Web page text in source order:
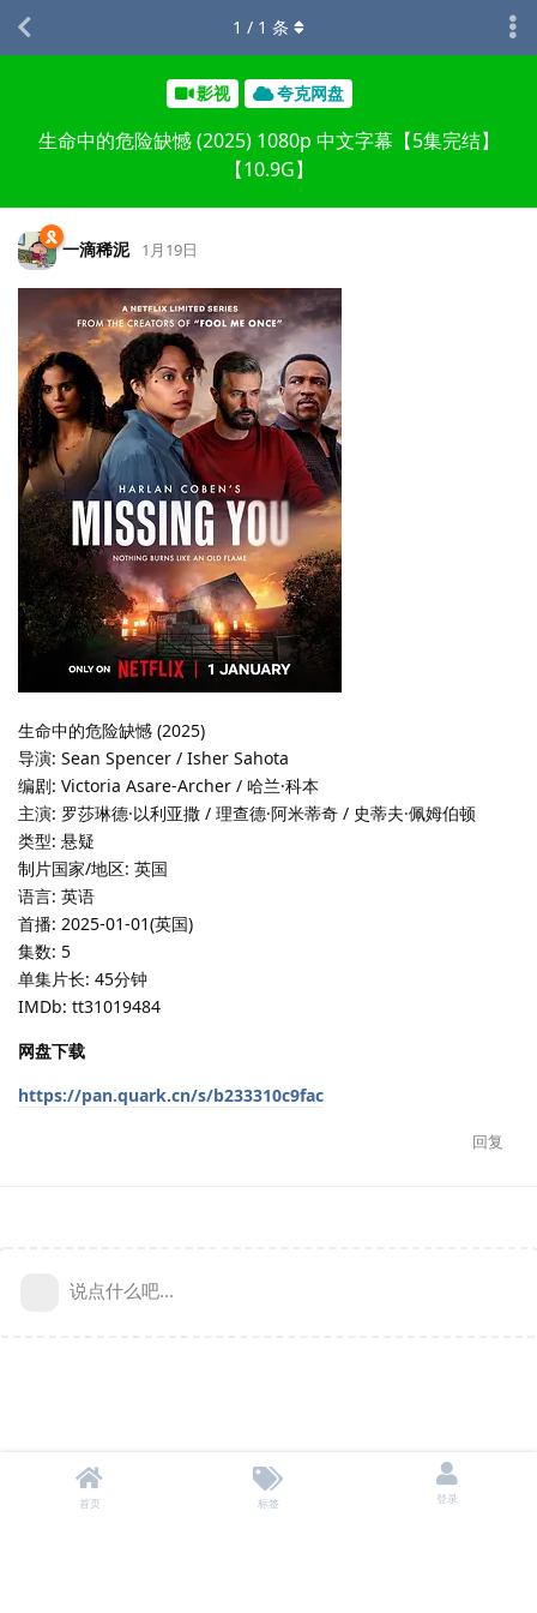
影视 夸克网盘
生命中的危险缺憾 (2025) 1080p 中文字幕【5集完结】
【10.9G】
1 / 1 条
一滴稀泥 1月19日
生命中的危险缺憾 (2025)
导演: Sean Spencer / Isher Sahota
编剧: Victoria Asare-Archer / 哈兰·科本
主演: 罗莎琳德·以利亚撒 / 理查德·阿米蒂奇 / 史蒂夫·佩姆伯顿
类型: 悬疑
制片国家/地区: 英国
语言: 英语
首播: 2025-01-01(英国)
集数: 5
单集片长: 45分钟
IMDb: tt31019484
网盘下载
https://pan.quark.cn/s/b233310c9fac
回复
说点什么吧...
首页 标签 登录